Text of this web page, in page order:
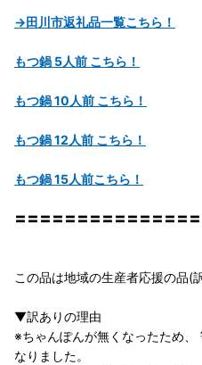
→田川市返礼品一覧こちら！
もつ鍋 5人前 こちら！
もつ鍋 10人前 こちら！
もつ鍋 12人前 こちら！
もつ鍋 15人前こちら！
〓〓〓〓〓〓〓〓〓〓〓〓〓〓
この品は地域の生産者応援の品(
▼訳ありの理由
※ちゃんぽんが無くなったため、
なりました。